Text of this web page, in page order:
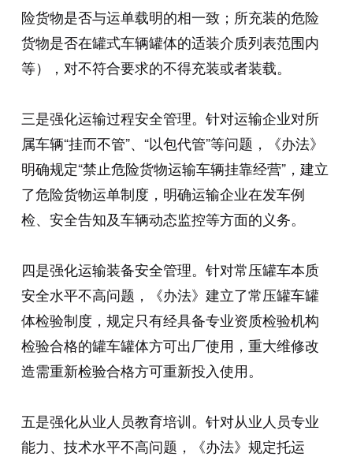
险货物是否与运单载明的相一致；所充装的危险
货物是否在罐式车辆罐体的适装介质列表范围内
等），对不符合要求的不得充装或者装载。
三是强化运输过程安全管理。针对运输企业对所
属车辆“挂而不管”、“以包代管”等问题，《办法》
明确规定“禁止危险货物运输车辆挂靠经营”，建立
了危险货物运单制度，明确运输企业在发车例
检、安全告知及车辆动态监控等方面的义务。
四是强化运输装备安全管理。针对常压罐车本质
安全水平不高问题，《办法》建立了常压罐车罐
体检验制度，规定只有经具备专业资质检验机构
检验合格的罐车罐体方可出厂使用，重大维修改
造需重新检验合格方可重新投入使用。
五是强化从业人员教育培训。针对从业人员专业
能力、技术水平不高问题，《办法》规定托运